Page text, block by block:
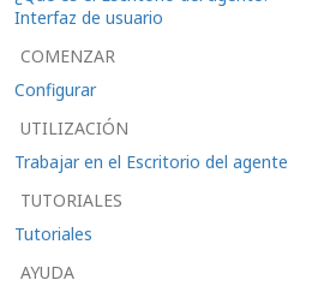
Interfaz de usuario
COMENZAR
Configurar
UTILIZACIÓN
Trabajar en el Escritorio del agente
TUTORIALES
Tutoriales
AYUDA